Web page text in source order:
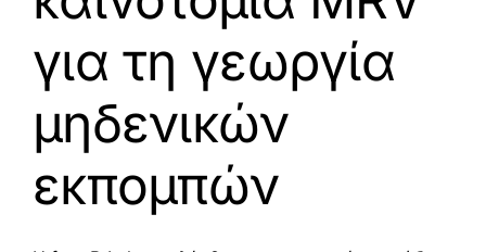
για τη γεωργία
μηδενικών
εκπομπών